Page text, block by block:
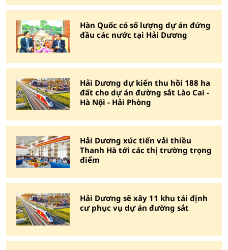
Hàn Quốc có số lượng dự án đứng
đầu các nước tại Hải Dương
Hải Dương dự kiến thu hồi 188 ha
đất cho dự án đường sắt Lào Cai -
Hà Nội - Hải Phòng
Hải Dương xúc tiến vải thiều
Thanh Hà tới các thị trường trọng
điểm
Hải Dương sẽ xây 11 khu tái định
cư phục vụ dự án đường sắt